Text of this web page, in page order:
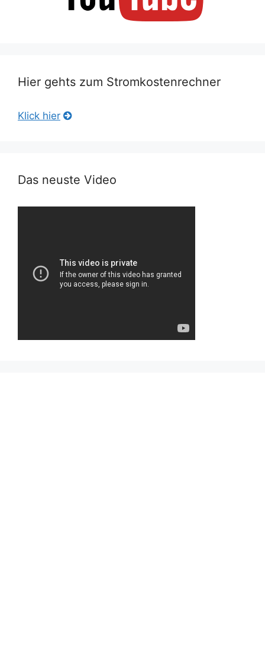
Hier gehts zum Stromkostenrechner
Klick hier
Das neuste Video